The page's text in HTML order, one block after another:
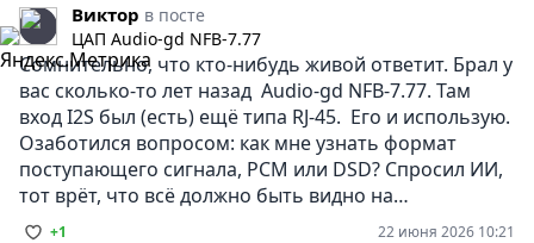
Виктор в посте
ЦАП Audio-gd NFB-7.77
Сомнительно, что кто-нибудь живой ответит. Брал у
вас сколько-то лет назад Audio-gd NFB-7.77. Там
вход I2S был (есть) ещё типа RJ-45. Его и использую.
Озаботился вопросом: как мне узнать формат
поступающего сигнала, PCM или DSD? Спросил ИИ,
тот врёт, что всё должно быть видно на
информационном
+1 22 июня 2026 10:21